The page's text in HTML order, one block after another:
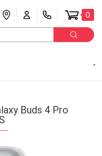
0
Buds 4 Pro